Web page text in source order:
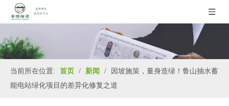
当前所在位置: 首页 / 新闻 /
因坡施策，量身造绿！鲁山抽水蓄
能电站绿化项目的差异化修复之道